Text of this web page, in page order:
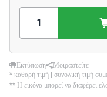
Εκτύπωση
Μοιραστείτε
* καθαρή τιμή | συνολική τιμή
** Η εικόνα μπορεί να διαφέρει